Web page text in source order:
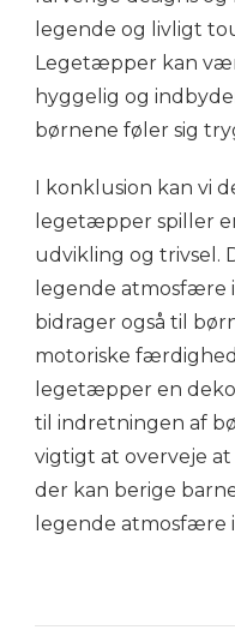
legende og livligt
Legetæpper kan
hyggelig og
børnene føler sig
I konklusion kan vi
legetæpper spiller
udvikling og trivsel.
legende atmosfære
bidrager også til
motoriske
legetæpper en
til indretningen af
vigtigt at overveje
der kan berige
legende atmosfære